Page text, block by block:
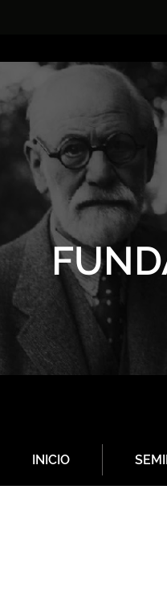
INICIO